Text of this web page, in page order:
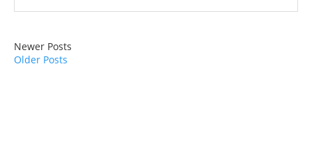
Newer Posts
Older Posts